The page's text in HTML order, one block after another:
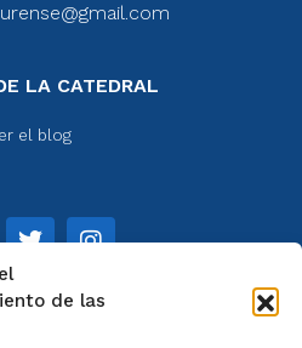
de las
LA CATEDRAL
el blog